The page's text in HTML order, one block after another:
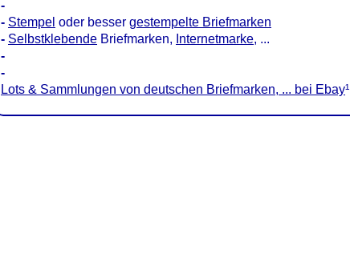
-
- Stempel oder besser gestempelte Briefmarken
- Selbstklebende Briefmarken, Internetmarke, ...
-
-
Lots & Sammlungen von deutschen Briefmarken, ... bei Ebay¹